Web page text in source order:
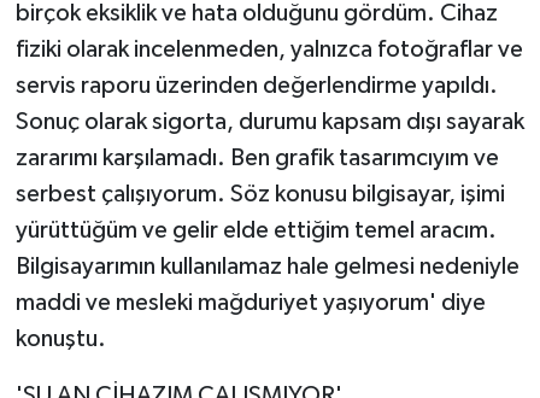
birçok eksiklik ve hata olduğunu gördüm. Cihaz
fiziki olarak incelenmeden, yalnızca fotoğraflar ve
servis raporu üzerinden değerlendirme yapıldı.
Sonuç olarak sigorta, durumu kapsam dışı sayarak
zararımı karşılamadı. Ben grafik tasarımcıyım ve
serbest çalışıyorum. Söz konusu bilgisayar, işimi
yürüttüğüm ve gelir elde ettiğim temel aracım.
Bilgisayarımın kullanılamaz hale gelmesi nedeniyle
maddi ve mesleki mağduriyet yaşıyorum' diye
konuştu.